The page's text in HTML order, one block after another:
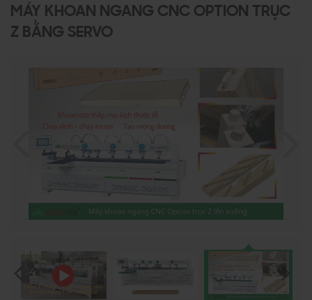
MÁY KHOAN NGANG CNC OPTION TRỤC
Z BẰNG SERVO